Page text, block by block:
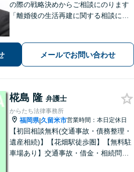
の際の戦略決めからご相談にのります
「離婚後の生活再建に関する相談に対
や立ち退き・明け渡しなどの賃貸トラ
ブル」【顧問契約可】
メールでお問い合わせ
椛島 隆 弁護士
からたち法律事務所
福岡県|久留米市営業時間：本日定休日
【初回相談無料(交通事故・債務整理・
遺産相続)】【花畑駅徒歩圏】【無料駐
車場あり】交通事故・借金・相続問題